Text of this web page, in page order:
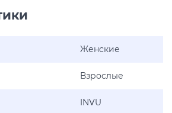
Женские
Взрослые
INVU